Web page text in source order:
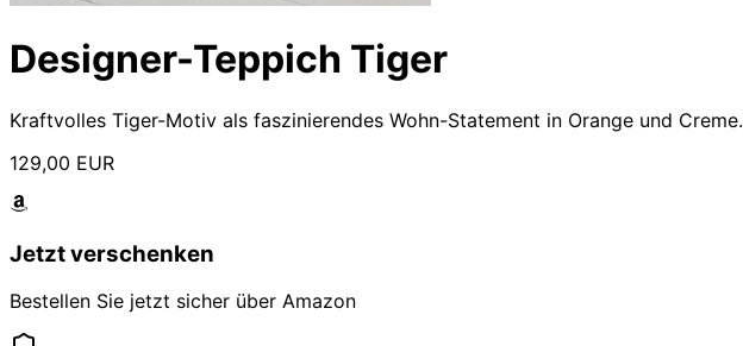
Designer-Teppich Tiger
Kraftvolles Tiger-Motiv als faszinierendes Wohn-Statement in Orange und Creme.
129,00 EUR
Jetzt verschenken
Bestellen Sie jetzt sicher über Amazon